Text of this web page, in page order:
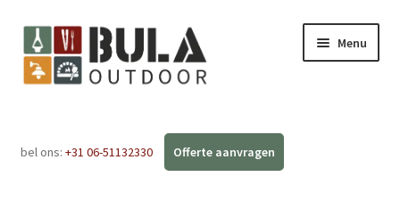
Menu
Webshop
bel ons: +31 06-51132330